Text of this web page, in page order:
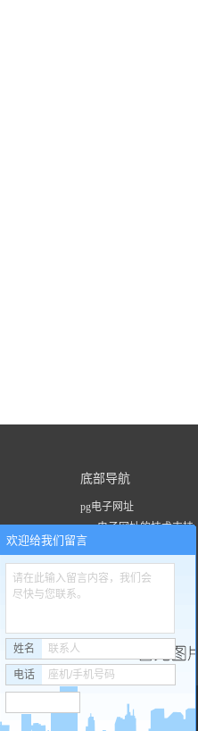
底部导航
pg电子网址
pg电子网址的技术支持
关于pg电子网址
工程案例
友情链接：
欢迎给我们留言
请在此输入留言内容，我们会
尽快与您联系。
姓名 联系人
电话 座机/手机号码